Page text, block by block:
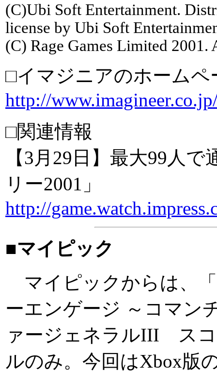
(C)Ubi Soft Entertainment.
license by Ubi Soft
(C) Rage Games Limited 2001.
□イマジニアのホームペ
http://
□関連情報
【3月29日】最大99人
リー2001」
http://
■マイピック
マイピックからは、
ーエンゲージ ～コマン
ァージェネラルIII ス
ルのみ。今回はXbox版